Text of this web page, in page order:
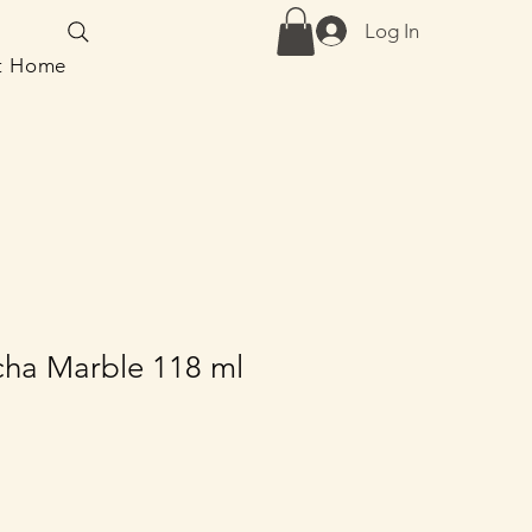
Home
Log In
Marble 118 ml